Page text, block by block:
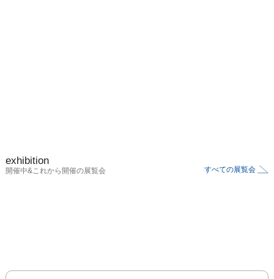
exhibition
開催中&これから開催の展覧会 すべての展覧会